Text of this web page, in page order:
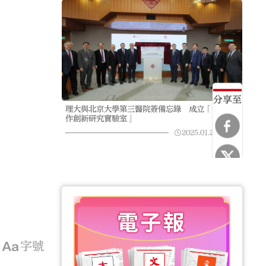
分享至
理大與北京大學第三醫院簽備忘錄 成立「醫工合
作創新研究實驗室」
2025.01.25 07:48
字號